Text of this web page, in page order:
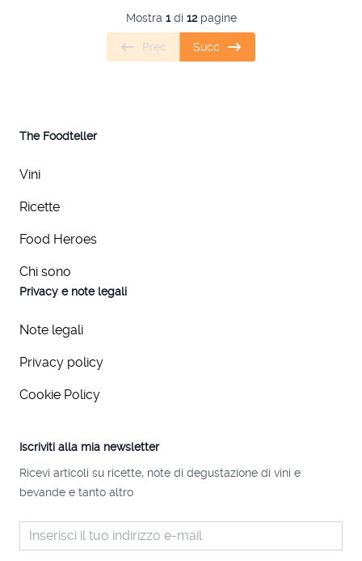
Mostra 1di 12pagine
Prec Succ
The Foodteller
Vini
Ricette
Food Heroes
Chi sono
Privacy e note legali
Note legali
Privacy policy
Cookie Policy
Iscriviti alla mia newsletter
Ricevi articoli su ricette, note di degustazione di vini e
bevande e tanto altro